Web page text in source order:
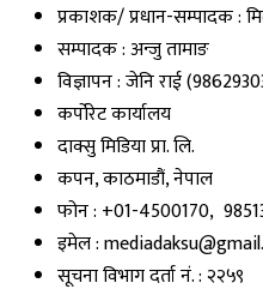
प्रकाशक/ प्रधान-सम्पादक :
सम्पादक : अन्जु तामाङ
विज्ञापन : जेनि राई
कर्पोरेट कार्यालय
दाक्सु मिडिया प्रा. लि.
कपन, काठमाडौं, नेपाल
फोन : +01-4500170,
इमेल :
सूचना विभाग दर्ता नं. : २२५९